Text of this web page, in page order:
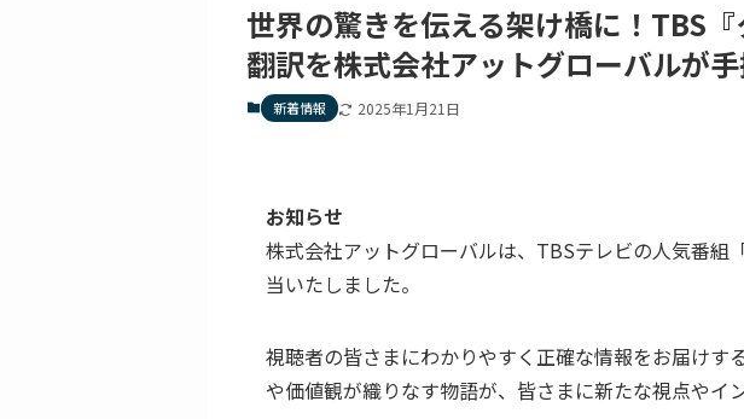
世界の驚きを伝える架け橋に！TBS
翻訳を株式会社アットグローバルが手
新着情報 2025年1月21日
お知らせ
株式会社アットグローバルは、TBSテレビの人気番組
当いたしました。
視聴者の皆さまにわかりやすく正確な情報をお届け
や価値観が織りなす物語が、皆さまに新たな視点やイ